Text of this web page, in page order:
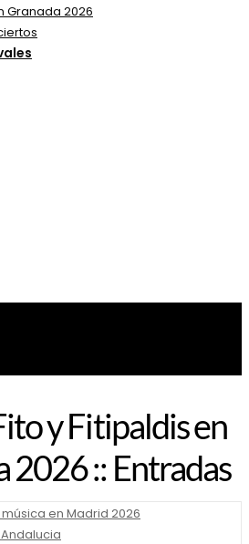
Granada 2026
en Madrid 2026
y Fitipaldis en
2026 :: Entradas